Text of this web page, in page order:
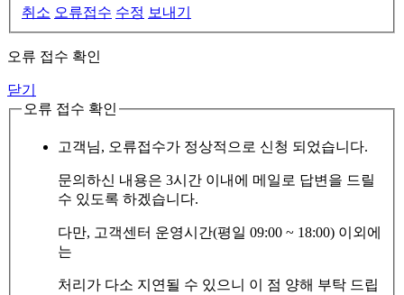
취소 오류접수 수정 보내기
오류 접수 확인
닫기
오류 접수 확인
고객님, 오류접수가 정상적으로 신청 되었습니다.
문의하신 내용은 3시간 이내에 메일로 답변을 드릴
수 있도록 하겠습니다.
다만, 고객센터 운영시간(평일 09:00 ~ 18:00) 이외에
는
처리가 다소 지연될 수 있으니 이 점 양해 부탁 드립